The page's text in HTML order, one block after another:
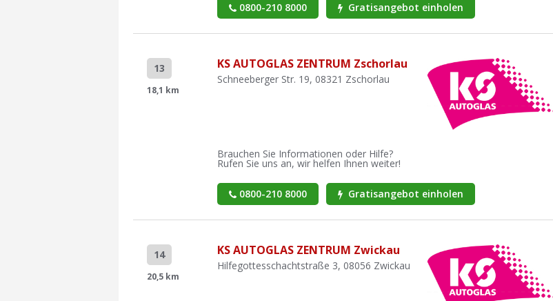
0800-210 8000 Gratisangebot einholen
13
18,1 km
KS AUTOGLAS ZENTRUM Zschorlau
Schneeberger Str. 19, 08321 Zschorlau
Brauchen Sie Informationen oder Hilfe?
Rufen Sie uns an, wir helfen Ihnen weiter!
0800-210 8000 Gratisangebot einholen
14
20,5 km
KS AUTOGLAS ZENTRUM Zwickau
Hilfegottesschachtstraße 3, 08056 Zwickau